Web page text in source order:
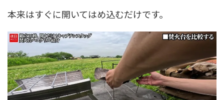
本来はすぐに開いてはめ込むだけです。